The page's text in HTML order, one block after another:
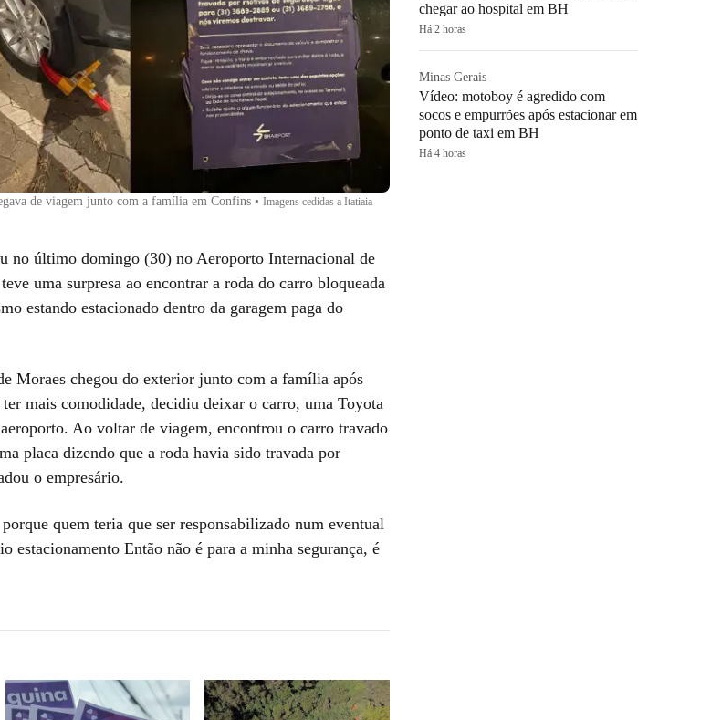
de viagem junto com a família em Confins • Imagens cedidas a Itatiaia
no último domingo (30) no Aeroporto Internacional de
uma surpresa ao encontrar a roda do carro bloqueada
estando estacionado dentro da garagem paga do
Moraes chegou do exterior junto com a família após
mais comodidade, decidiu deixar o carro, uma Toyota
Ao voltar de viagem, encontrou o carro travado
placa dizendo que a roda havia sido travada por
o empresário.
quem teria que ser responsabilizado num eventual
estacionamento Então não é para a minha segurança, é
chegar ao hospital em BH
Há 2 horas
Minas Gerais
Vídeo: motoboy é agredido com
socos e empurrões após estacionar em
ponto de taxi em BH
Há 4 horas